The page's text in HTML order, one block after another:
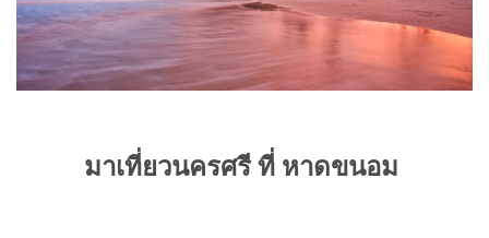
มาเที่ยวนครศรี ที่ หาดขนอม